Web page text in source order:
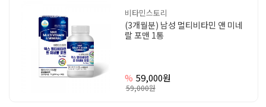
비타민스토리
(3개월분) 남성 멀티비타민 앤 미네
랄 포맨 1통
% 59,000원
59,000원